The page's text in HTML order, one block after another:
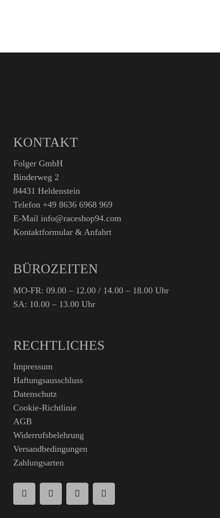
KONTAKT
Folger GmbH
Binderweg 2
84431 Heldenstein
Telefon +49 8636 6968 969
E-Mail info@raceshop94.com
Kontaktformular & Anfahrt
BÜROZEITEN
MO-FR: 09.00 – 12.00 / 14.00 – 18.00 Uhr
SA: 10.00 – 13.00 Uhr
RECHTLICHES
Impressum
Haftungsausschluss
Datenschutz
Cookie-Richtlinie
AGB
Widerrufsbelehrung
Versandbedingungen
Zahlungsarten